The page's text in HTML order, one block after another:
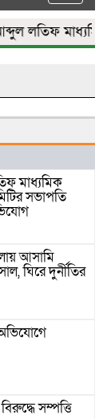
লতিফ মাধ্যমিক
মাধ্যমিক
সভাপতি
আসামি
ঘিরে দুর্নীতির
সম্পত্তি